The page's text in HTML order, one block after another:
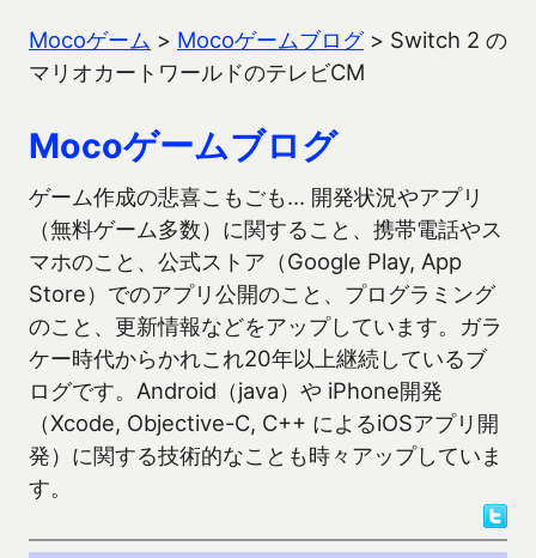
Mocoゲーム > Mocoゲームブログ> Switch 2 の
マリオカートワールドのテレビCM
Mocoゲームブログ
ゲーム作成の悲喜こもごも… 開発状況やアプリ
（無料ゲーム多数）に関すること、携帯電話やス
マホのこと、公式ストア（Google Play, App
Store）でのアプリ公開のこと、プログラミング
のこと、更新情報などをアップしています。ガラ
ケー時代からかれこれ20年以上継続しているブ
ログです。Android（java）や iPhone開発
（Xcode, Objective-C, C++ によるiOSアプリ開
発）に関する技術的なことも時々アップしていま
す。